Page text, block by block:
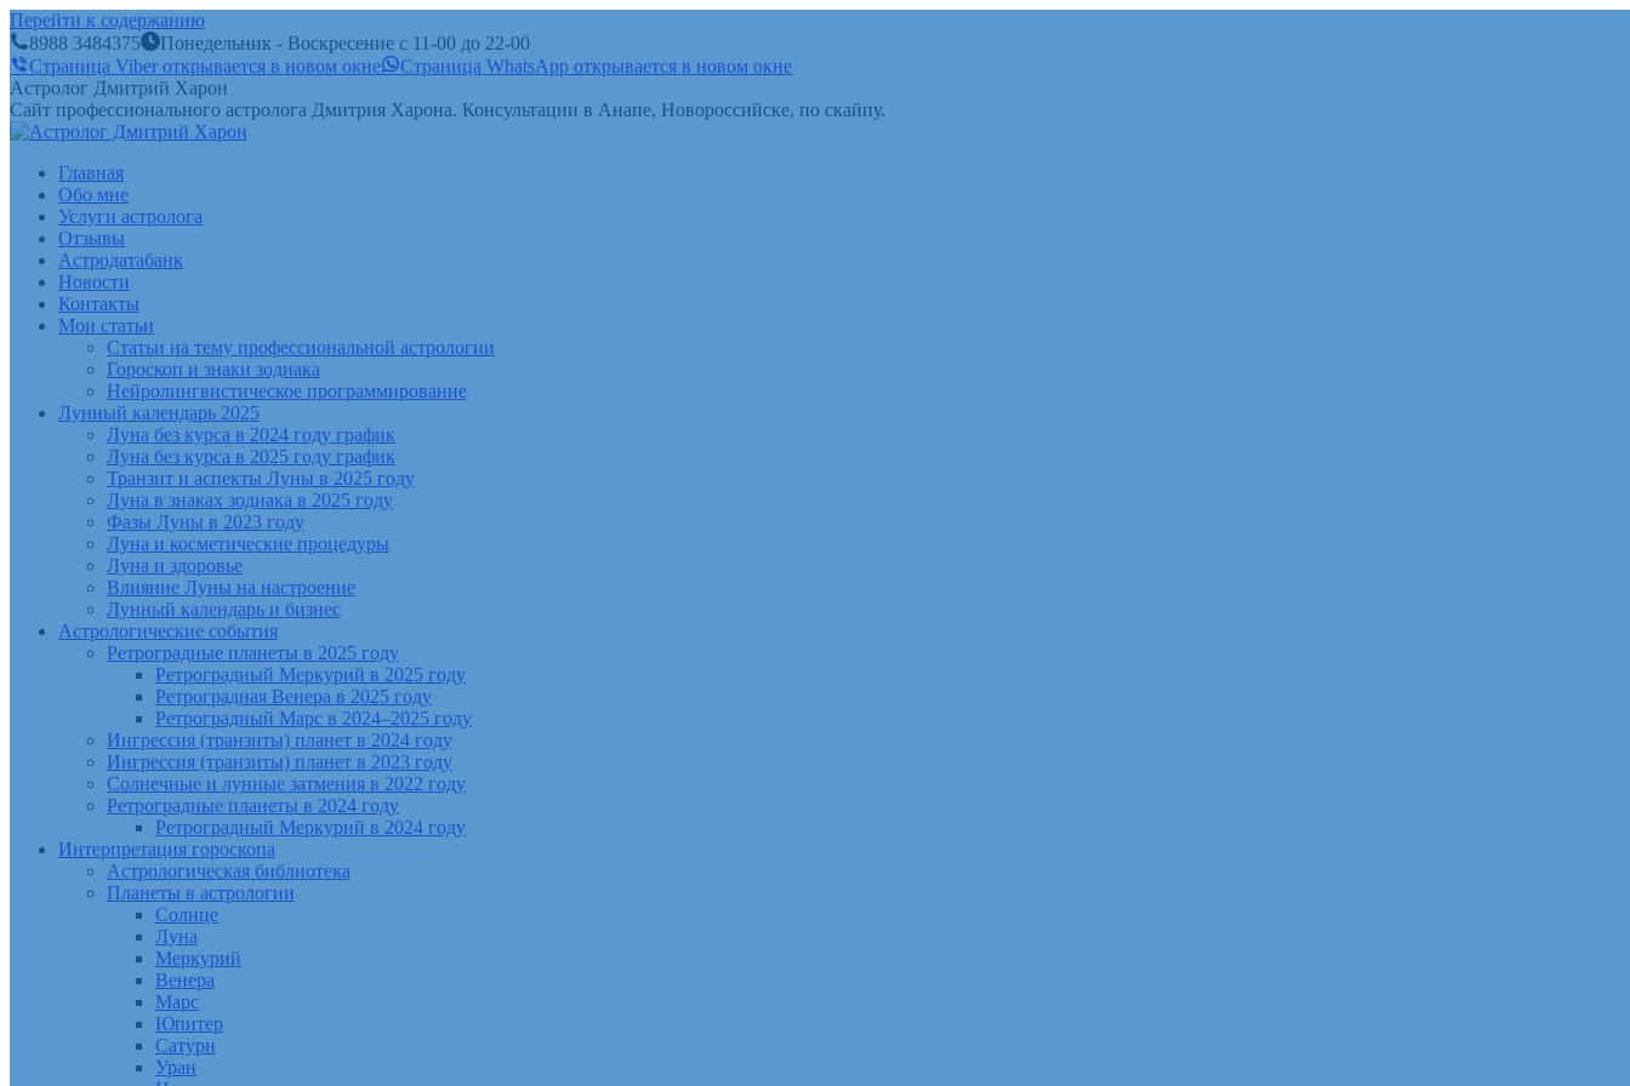
Перейти к содержанию
8988 3484375
Понедельник - Воскресение с 11-00 до 22-00
Страница Viber открывается в новом окне
Страница WhatsApp открывается в новом окне
Астролог Дмитрий Харон
Сайт профессионального астролога Дмитрия Харона. Консультации в Анапе, Новороссийске, по скайпу.
Главная
Обо мне
Услуги астролога
Отзывы
Астродатабанк
Новости
Контакты
Мои статьи
Статьи на тему профессиональной астрологии
Гороскоп и знаки зодиака
Нейролингвистическое программирование
Лунный календарь 2025
Луна без курса в 2024 году график
Луна без курса в 2025 году график
Транзит и аспекты Луны в 2025 году
Луна в знаках зодиака в 2025 году
Фазы Луны в 2023 году
Луна и косметические процедуры
Луна и здоровье
Влияние Луны на настроение
Лунный календарь и бизнес
Астрологические события
Ретроградные планеты в 2025 году
Ретроградный Меркурий в 2025 году
Ретроградная Венера в 2025 году
Ретроградный Марс в 2024–2025 году
Ингрессия (транзиты) планет в 2024 году
Ингрессия (транзиты) планет в 2023 году
Солнечные и лунные затмения в 2022 году
Ретроградные планеты в 2024 году
Ретроградный Меркурий в 2024 году
Интерпретация гороскопа
Астрологическая библиотека
Планеты в астрологии
Солнце
Луна
Меркурий
Венера
Марс
Юпитер
Сатурн
Уран